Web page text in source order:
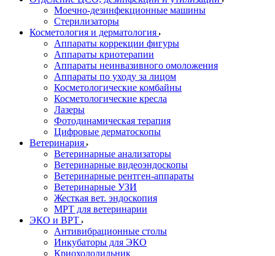
Моечно-дезинфекционные машины
Стерилизаторы
Косметология и дерматология
Аппараты коррекции фигуры
Аппараты криотерапии
Аппараты неинвазивного омоложения
Аппараты по уходу за лицом
Косметологические комбайны
Косметологические кресла
Лазеры
Фотодинамическая терапия
Цифровые дерматоскопы
Ветеринария
Ветеринарные анализаторы
Ветеринарные видеоэндоскопы
Ветеринарные рентген-аппараты
Ветеринарные УЗИ
Жесткая вет. эндоскопия
МРТ для ветеринарии
ЭКО и ВРТ
Антивибрационные столы
Инкубаторы для ЭКО
Криохолодильник